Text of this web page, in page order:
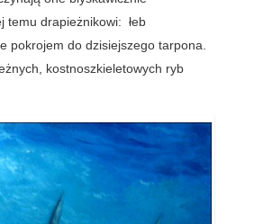
temu drapieżnikowi: łeb
pokrojem do dzisiejszego tarpona.
kostnoszkieletowych ryb